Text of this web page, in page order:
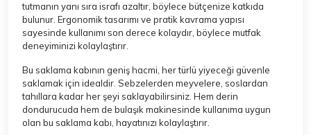
tutmanın yanı sıra israfı azaltır, böylece bütçenize katkıda
bulunur. Ergonomik tasarımı ve pratik kavrama yapısı
sayesinde kullanımı son derece kolaydır, böylece mutfak
deneyiminizi kolaylaştırır.
Bu saklama kabının geniş hacmi, her türlü yiyeceği güvenle
saklamak için idealdir. Sebzelerden meyvelere, soslardan
tahıllara kadar her şeyi saklayabilirsiniz. Hem derin
dondurucuda hem de bulaşık makinesinde kullanıma uygun
olan bu saklama kabı, hayatınızı kolaylaştırır.